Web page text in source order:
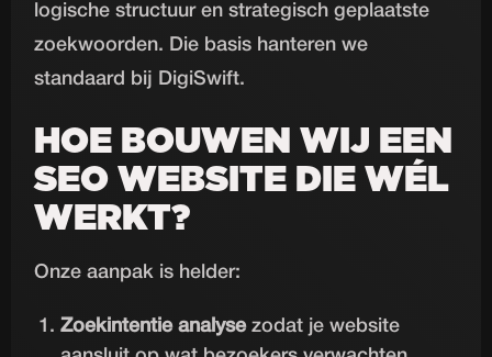
logische structuur en strategisch geplaatste
zoekwoorden. Die basis hanteren we
standaard bij DigiSwift.
HOE BOUWEN WIJ EEN
SEO WEBSITE DIE WÉL
WERKT?
Onze aanpak is helder:
Zoekintentie analysezodat je website